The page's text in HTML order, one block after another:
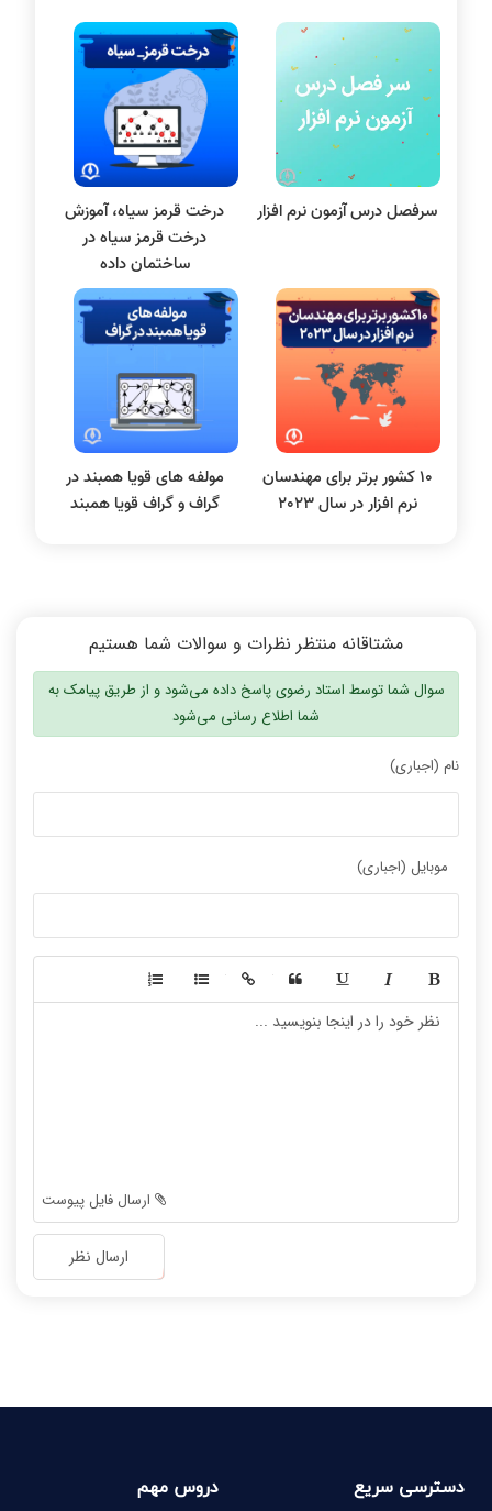
پایتون
سی شارپ
مقاله نویسی
بلاکچین
پایگاه داده
سیستم عامل
نظریه زبانها
سیگنال و سیستمها
سرفصل درس آزمون نرم افزار
درخت قرمز سیاه، آموزش
درخت قرمز سیاه در
ساختمان داده
10 کشور برتر برای مهندسان
نرم افزار در سال 2023
مولفه های قویا همبند در
گراف و گراف قویا همبند
مشتاقانه منتظر نظرات و سوالات شما هستیم
سوال شما توسط استاد رضوی پاسخ داده می‌شود و از طریق پیامک به
شما اطلاع رسانی می‌شود
نام (اجباری)
موبایل (اجباری)
-
-
-
-
-
-
ارسال نظر
دسترسی سریع دروس مهم